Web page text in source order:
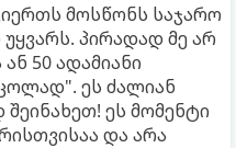
მოსწონს საჯარო
უყვარს. პირადად მე არ
50 ადამიანი
ეს ძალიან
ეს მომენტი
და არა